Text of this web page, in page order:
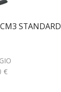
STANDARD
€